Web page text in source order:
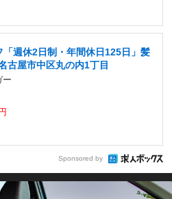
「週休2日制・年間休日125日」髪
古屋市中区丸の内1丁目
ー
Sponsored by